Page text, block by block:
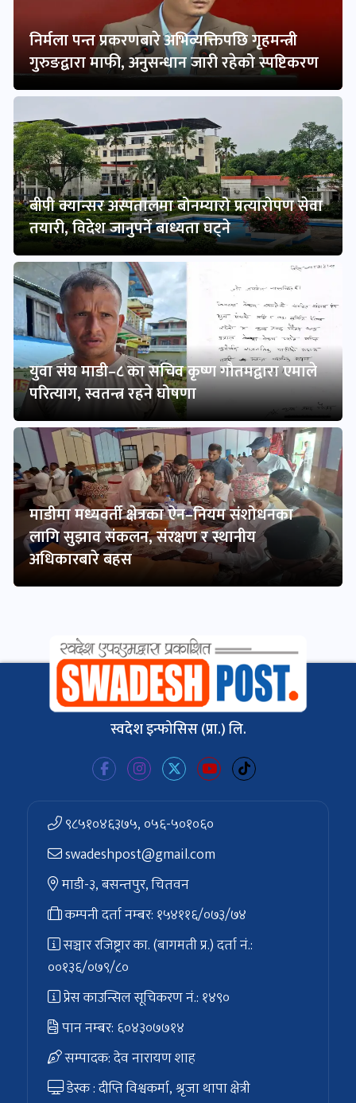
निर्मला पन्त प्रकरणबारे अभिव्यक्तिपछि गृहमन्त्री
गुरुङद्वारा माफी, अनुसन्धान जारी रहेको स्पष्टिकरण
बीपी क्यान्सर अस्पतालमा बोनम्यारो प्रत्यारोपण सेवा
तयारी, विदेश जानुपर्ने बाध्यता घट्ने
युवा संघ माडी–८ का सचिव कृष्ण गौतमद्वारा एमाले
परित्याग, स्वतन्त्र रहने घोषणा
माडीमा मध्यवर्ती क्षेत्रका ऐन–नियम संशोधनका
लागि सुझाव संकलन, संरक्षण र स्थानीय
अधिकारबारे बहस
स्वदेश इन्फोसिस (प्रा.) लि.
९८५१०४६३७५, ०५६-५०१०६०
swadeshpost@gmail.com
माडी-३, बसन्तपुर, चितवन
कम्पनी दर्ता नम्बर: १५४११६/०७३/७४
सञ्चार रजिष्ट्रार का. (बागमती प्र.) दर्ता नं.:
००१३६/०७९/८०
प्रेस काउन्सिल सूचिकरण नं.: १४९०
पान नम्बर: ६०४३०७७१४
सम्पादक: देव नारायण शाह
डेस्क : दीप्ति विश्वकर्मा, श्रृजा थापा क्षेत्री